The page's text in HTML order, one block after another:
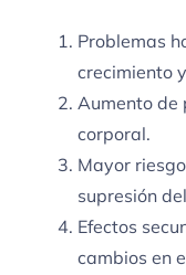
Problemas
crecimiento
Aumento de
corporal.
Mayor
supresión
Efectos
cambios en